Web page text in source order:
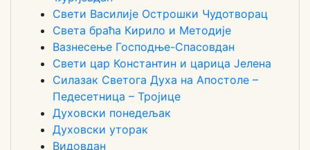
Свети Василије Острошки Чудотворац
Света браћа Кирило и Методије
Вазнесење Господње-Спасовдан
Свети цар Константин и царица Јелена
Силазак Светога Духа на Апостоле –
Педесетница – Тројице
Духовски понедељак
Духовски уторак
Видовдан